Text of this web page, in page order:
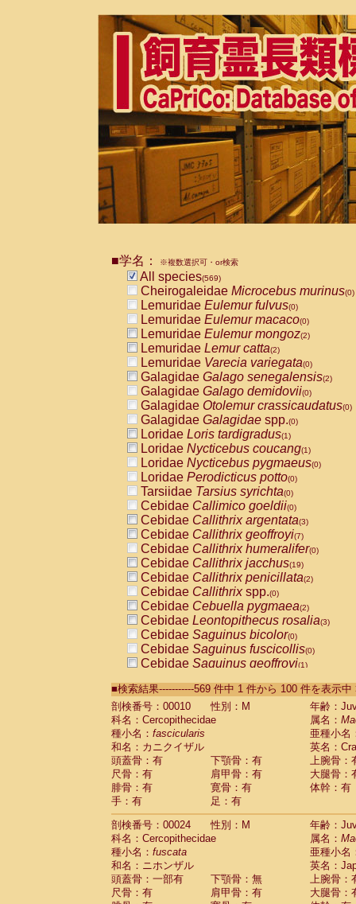
■学名： ※複数選択可・or検索
All species(569)
Cheirogaleidae Microcebus murinus(0)
Lemuridae Eulemur fulvus(0)
Lemuridae Eulemur macaco(0)
Lemuridae Eulemur mongoz(2)
Lemuridae Lemur catta(2)
Lemuridae Varecia variegata(0)
Galagidae Galago senegalensis(2)
Galagidae Galago demidovii(0)
Galagidae Otolemur crassicaudatus(0)
Galagidae Galagidae spp.(0)
Loridae Loris tardigradus(1)
Loridae Nycticebus coucang(1)
Loridae Nycticebus pygmaeus(0)
Loridae Perodicticus potto(0)
Tarsiidae Tarsius syrichta(0)
Cebidae Callimico goeldii(0)
Cebidae Callithrix argentata(3)
Cebidae Callithrix geoffroyi(7)
Cebidae Callithrix humeralifer(0)
Cebidae Callithrix jacchus(19)
Cebidae Callithrix penicillata(2)
Cebidae Callithrixspp.(0)
Cebidae Cebuella pygmaea(2)
Cebidae Leontopithecus rosalia(3)
Cebidae Saguinus bicolor(0)
Cebidae Saguinus fuscicollis(0)
Cebidae Saguinus geoffroyi(1)
CebidaeSaguinus labiatus(0)
Cebidae Saguinus leucopus (4)
CebidaeSaguinus midas
CebidaeSaguinus mystax
CebidaeSaguinus nigricollis (13)
Cebidae Saguinus oedipus
Cebidae Saguinus weddelli
Cebidae Saguinusspp.
Cebidae Aotus trivirgatus
Cebidae Cebus albifrons
CebidaeCebus apella
Cebidae
CebidaeCebus nigrivittatus
Cebidae Cebusspp.(0)
Cebidae Saimiri boliviensis
■検索結果-----------569 件中 1 件から 100 件を表示
剖検番号：00010
性別：M
年齢：
科名：Cercopithecidae
属名：
種小名： fascicularis
亜種小名
和名：カニクイザル
英名：
頭蓋骨：有
下顎骨：有
上腕骨：
尺骨：有
肩甲骨：有
大腿骨：
腓骨：有
寛骨：有
体幹：有
手：有
足：有
剖検番号：00024
性別：M
年齢：
科名：Cercopithecidae
属名：
種小名： fuscata
亜種小名
和名：ニホンザル
英名：
頭蓋骨：一部有
下顎骨：無
上腕骨：
尺骨：有
肩甲骨：有
大腿骨：